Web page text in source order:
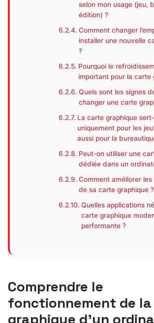
selon mon usage (jeu,
édition) ?
Comment changer
installer une nouvelle
?
Pourquoi le
important pour la carte
Quels sont les signes
changer une carte
La carte graphique
uniquement pour les
aussi pour la
Peut-on utiliser une
dédiée dans un
Comment améliorer
de sa carte graphique ?
Quelles applications
carte graphique
performante ?
Comprendre le
fonctionnement de
graphique d’un